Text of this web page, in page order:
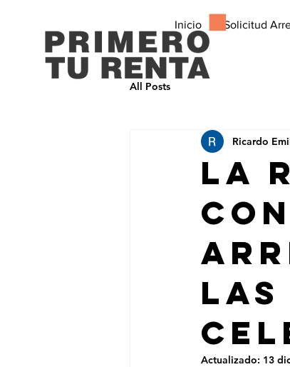
Inicio Solicitud
All Posts
La
las
Ricardo
Actualizado: 13